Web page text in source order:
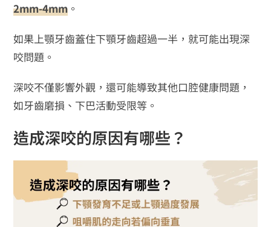
2mm-4mm 。
如果上顎牙齒蓋住下顎牙齒超過一半，就可能出現深
咬問題。
深咬不僅影響外觀，還可能導致其他口腔健康問題，
如牙齒磨損、下巴活動受限等。
造成深咬的原因有哪些？